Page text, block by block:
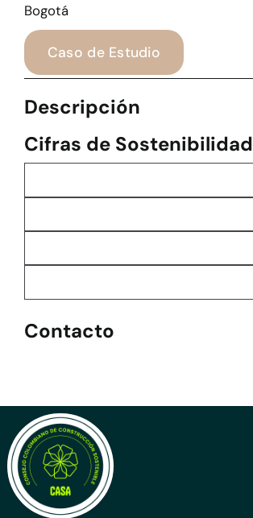
Bogotá
Caso de Estudio
Descripción
Cifras de Sostenibilidad
Contacto